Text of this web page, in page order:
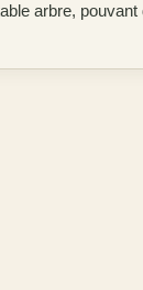
arbre,